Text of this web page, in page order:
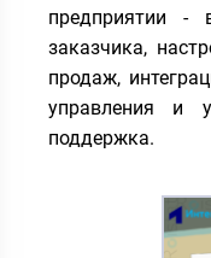
предприятии -
заказчика,
продаж,
управления и
поддержка.